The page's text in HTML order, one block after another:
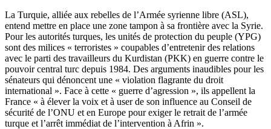
La Turquie, alliée aux rebelles de l’Armée syrienne libre (ASL),
entend mettre en place une zone tampon à sa frontière avec la Syrie.
Pour les autorités turques, les unités de protection du peuple (YPG)
sont des milices « terroristes » coupables d’entretenir des relations
avec le parti des travailleurs du Kurdistan (PKK) en guerre contre le
pouvoir central turc depuis 1984. Des arguments inaudibles pour les
sénateurs qui dénoncent une « violation flagrante du droit
international ». Face à cette « guerre d’agression », ils appellent la
France « à élever la voix et à user de son influence au Conseil de
sécurité de l’ONU et en Europe pour exiger le retrait de l’armée
turque et l’arrêt immédiat de l’intervention à Afrin ».